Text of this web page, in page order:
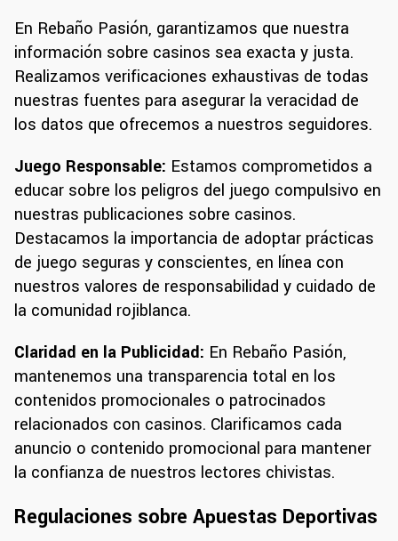
En Rebaño Pasión, garantizamos que nuestra
información sobre casinos sea exacta y justa.
Realizamos verificaciones exhaustivas de todas
nuestras fuentes para asegurar la veracidad de
los datos que ofrecemos a nuestros seguidores.
Juego Responsable: Estamos comprometidos a
educar sobre los peligros del juego compulsivo en
nuestras publicaciones sobre casinos.
Destacamos la importancia de adoptar prácticas
de juego seguras y conscientes, en línea con
nuestros valores de responsabilidad y cuidado de
la comunidad rojiblanca.
Claridad en la Publicidad: En Rebaño Pasión,
mantenemos una transparencia total en los
contenidos promocionales o patrocinados
relacionados con casinos. Clarificamos cada
anuncio o contenido promocional para mantener
la confianza de nuestros lectores chivistas.
Regulaciones sobre Apuestas Deportivas